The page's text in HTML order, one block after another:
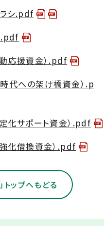
シ.pdf
.pdf
応援資金）.pdf
代への架け橋資金）.p
化サポート資金）.pdf
化借換資金）.pdf
トップへもどる